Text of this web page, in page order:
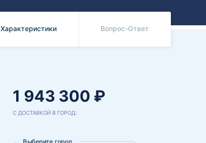
Характеристики Вопрос-Ответ
1 943 300 ₽
С ДОСТАВКОЙ В ГОРОД:
Выберите город